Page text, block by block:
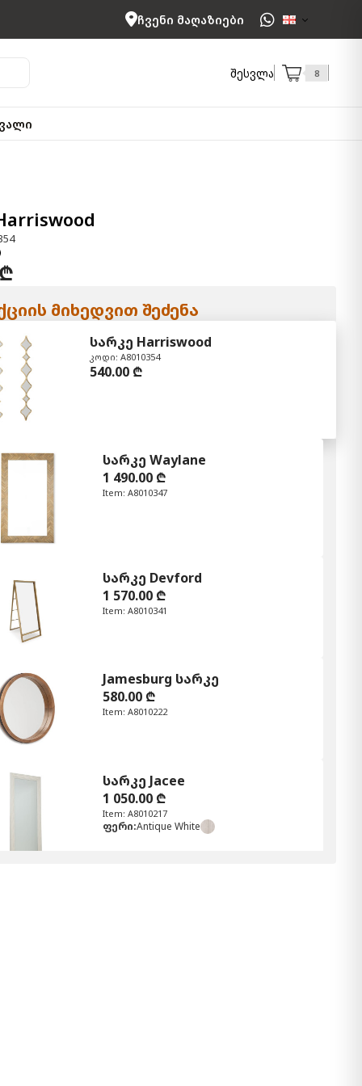
ჩვენი მაღაზიები
შესვლა 8
მიხედვით შეძენა
სარკე Harriswood
კოდი: A8010354
540.00 ₾
სარკე Waylane
1 490.00 ₾
Item: A8010347
სარკე Devford
1 570.00 ₾
Item: A8010341
Jamesburg სარკე
580.00 ₾
Item: A8010222
სარკე Jacee
1 050.00 ₾
Item: A8010217
ფერი:Antique White